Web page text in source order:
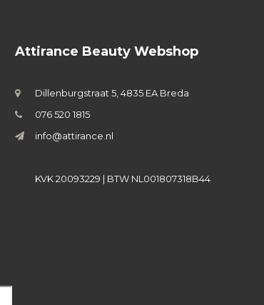
Attirance Beauty Webshop
Dillenburgstraat 5, 4835 EA Breda
076 520 1815
info@attirance.nl
KVK 20093229 | BTW NL001807318B44